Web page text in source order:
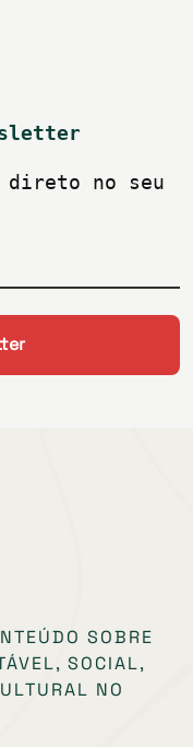
direto no seu
SOBRE
SOCIAL,
NO